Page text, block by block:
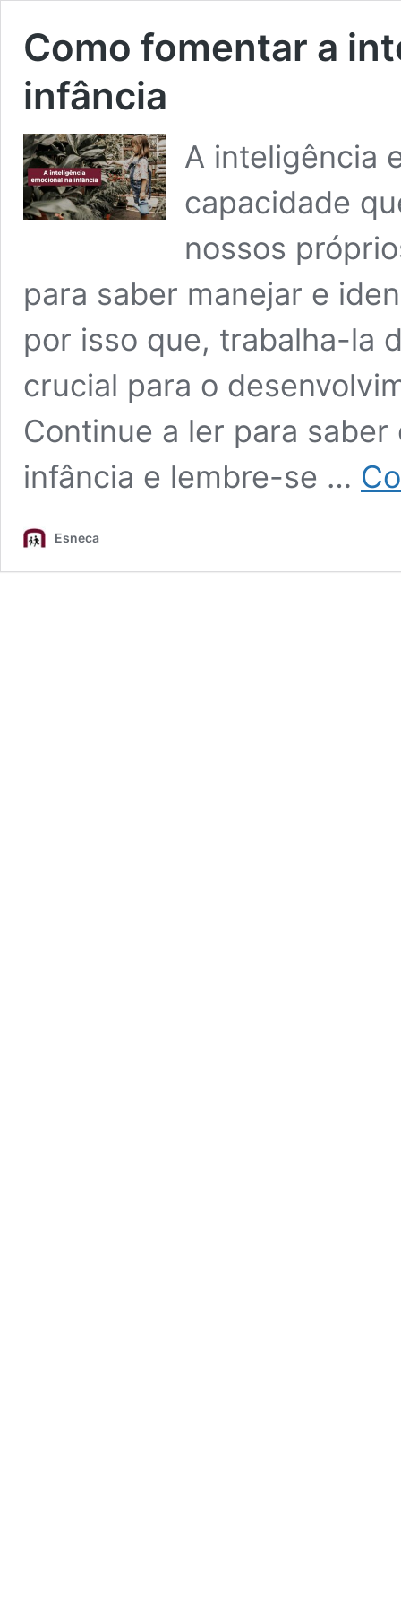
Como fomentar a
infância
A inteligência
capacidade
nossos
para saber manejar e
por isso que, trabalha-la
crucial para o
Continue a ler para
infância e lembre-se …
Esneca